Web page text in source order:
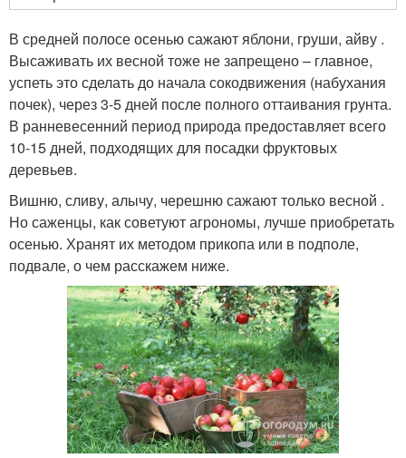
В средней полосе осенью сажают яблони, груши, айву .
Высаживать их весной тоже не запрещено – главное,
успеть это сделать до начала сокодвижения (набухания
почек), через 3-5 дней после полного оттаивания грунта.
В ранневесенний период природа предоставляет всего
10-15 дней, подходящих для посадки фруктовых
деревьев.
Вишню, сливу, алычу, черешню сажают только весной .
Но саженцы, как советуют агрономы, лучше приобретать
осенью. Хранят их методом прикопа или в подполе,
подвале, о чем расскажем ниже.